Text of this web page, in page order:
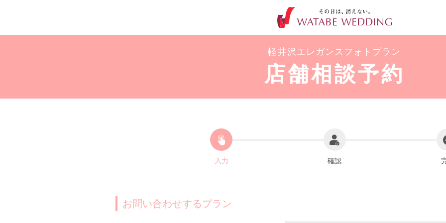
軽井沢エレガンスフォトプラン
店舗相談予約
入力 確認
お問い合わせするプラン